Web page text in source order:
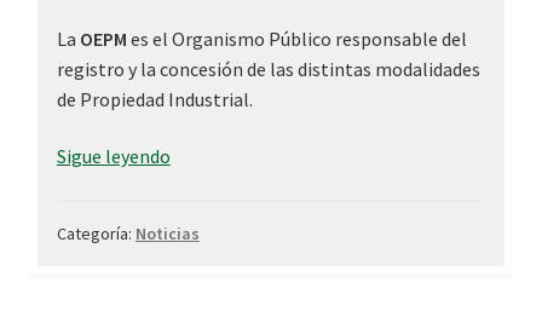
La OEPM es el Organismo Público responsable del
registro y la concesión de las distintas modalidades
de Propiedad Industrial.
Sigue leyendoRegistro
y
Categoría: Noticias